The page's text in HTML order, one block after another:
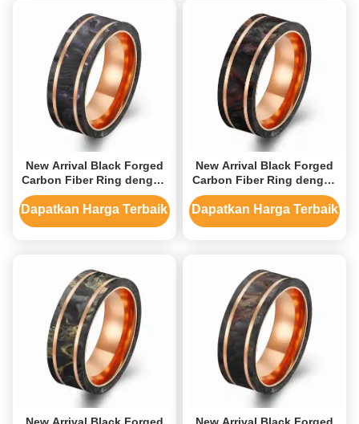
New Arrival Black Forged
Carbon Fiber Ring dengan
Violet Foil Plated Rose
Gold Ring
Dapatkan Harga Terbaik
New Arrival Black Forged
Carbon Fiber Ring dengan
Pink Gold Ring
Dapatkan Harga Terbaik